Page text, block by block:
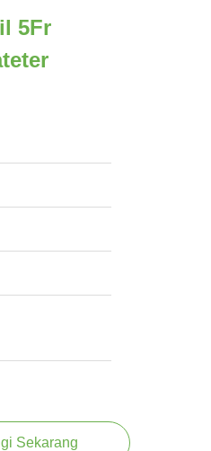
5Fr
Sekarang